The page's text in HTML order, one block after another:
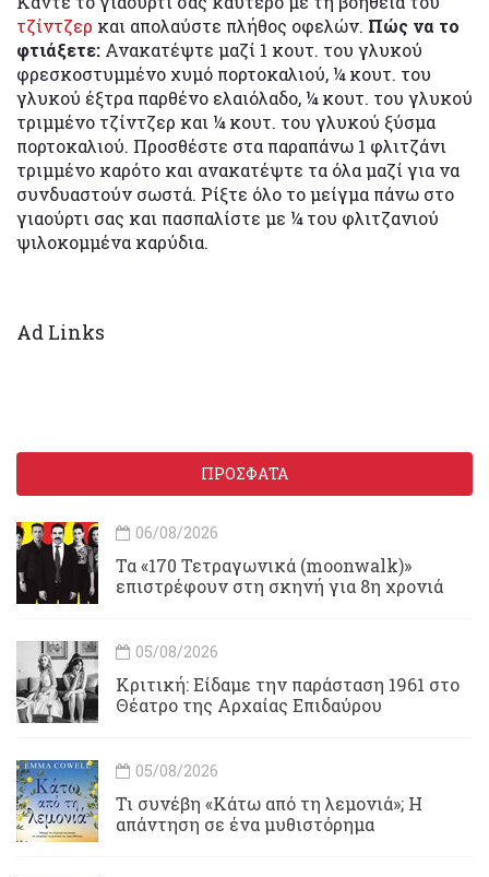
τζίντζερ και απολαύστε πλήθος οφελών. Πώς να το
φτιάξετε: Ανακατέψτε μαζί 1 κουτ. του γλυκού
φρεσκοστυμμένο χυμό πορτοκαλιού, ¼ κουτ. του
γλυκού έξτρα παρθένο ελαιόλαδο, ¼ κουτ. του γλυκού
τριμμένο τζίντζερ και ¼ κουτ. του γλυκού ξύσμα
πορτοκαλιού. Προσθέστε στα παραπάνω 1 φλιτζάνι
τριμμένο καρότο και ανακατέψτε τα όλα μαζί για να
συνδυαστούν σωστά. Ρίξτε όλο το μείγμα πάνω στο
γιαούρτι σας και πασπαλίστε με ¼ του φλιτζανιού
ψιλοκομμένα καρύδια.
Ad Links
ΠΡΟΣΦΑΤΑ
06/08/2026
Τα «170 Τετραγωνικά (moonwalk)»
επιστρέφουν στη σκηνή για 8η χρονιά
05/08/2026
Κριτική: Είδαμε την παράσταση 1961 στο
Θέατρο της Αρχαίας Επιδαύρου
05/08/2026
Τι συνέβη «Κάτω από τη λεμονιά»; Η
απάντηση σε ένα μυθιστόρημα